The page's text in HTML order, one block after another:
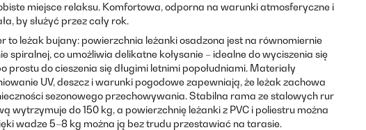
miejsce relaksu. Komfortowa, odporna na warunki atmosferyczne i
by służyć przez cały rok.
to leżak bujany: powierzchnia leżanki osadzona jest na równomiernie
spiralnej, co umożliwia delikatne kołysanie – idealne do wyciszenia się
prostu do cieszenia się długimi letnimi popołudniami. Materiały
UV, deszcz i warunki pogodowe zapewniają, że leżak zachowa
sezonowego przechowywania. Stabilna rama ze stalowych rur
wytrzymuje do 150 kg, a powierzchnię leżanki z PVC i poliestru można
wadze 5–8 kg można ją bez trudu przestawiać na tarasie.